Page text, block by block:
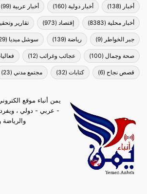
أخبار (138) أخبار دولية (160) أخبار عربية (99)
أخبار محلية (8383) إقتصاد (973) تقارير
جبر الخواطر (9) رياضة (139) سوشل ميديا (29)
صحة وجمال (100) عجائب وغرائب (12)
قصص نجاح (6) كتابات (32) مجتمع مدني (23)
يمن أنباء موقع
- عربي - دولي ، ويفرد
والرياضة